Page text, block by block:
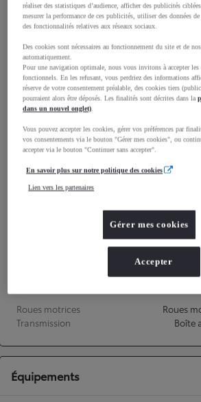
Consommation mixte
Consommation mixte
Accélération 0-100km/h
Roues motrices
Roues
Transmission
Boîte
Équipements
réaliser des statistiques d’audience, afficher des publicités
mesurer la performance de ces publicités, utiliser des données
des fonctionnalités relatives aux réseaux sociaux.
Des cookies sont nécessaires au fonctionnement du site et de
automatiquement.
Pour une navigation optimale, nous vous invitons à accepter les
fonctionnels. En les refusant, vous perdriez des informations
réserve de votre consentement préalable, des cookies tiers
pourraient alors être déposés. Les finalités sont décrites dans la
dans un nouvel onglet)
Vous pouvez accepter les cookies, gérer vos préférences par
vos consentements via le bouton "Gérer mes cookies", ou
accepter via le bouton "Continuer sans accepter".
En savoir plus sur notre politique des cookies
Lien vers les partenaires
Gérer mes cookies
Accepter